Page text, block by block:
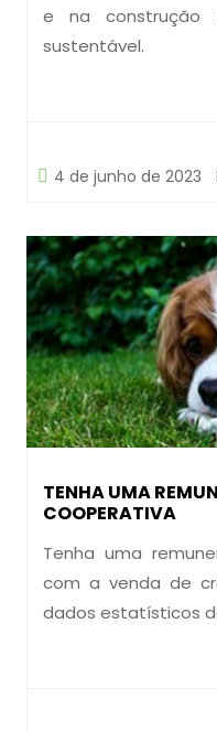
e na construção
sustentável.
4 de junho de 2023
TENHA UMA
COOPERATIVA
Tenha uma
com a venda de
dados estatísticos